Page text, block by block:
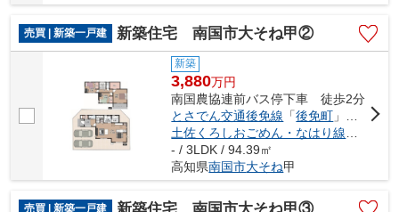
売買 | 新築一戸建 新築住宅 南国市大そね甲②
新築
3,880万円
南国農協連前バス停下車 徒歩2分
とさでん交通後免線 「後免町 」駅 徒歩13分
土佐くろしおごめん・なはり線
「
- / 3LDK / 94.39㎡
高知県南国市大そね甲
売買 | 新築一戸建